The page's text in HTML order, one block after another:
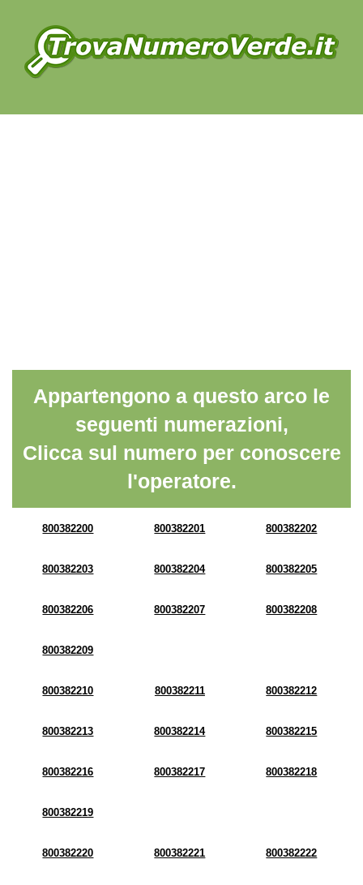
Appartengono a questo arco le
seguenti numerazioni,
Clicca sul numero per conoscere
l'operatore.
800382200 800382201 800382202
800382203 800382204 800382205
800382206 800382207 800382208
800382209
800382210 800382211 800382212
800382213 800382214 800382215
800382216 800382217 800382218
800382219
800382220 800382221 800382222